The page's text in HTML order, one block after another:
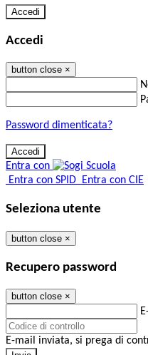
Accedi
Accedi
button close ×
Password dimenticata?
Entra con
Entra con SPID Entra con CIE
Seleziona utente
button close ×
Recupero password
button close ×
E-mail inviata, si prega di